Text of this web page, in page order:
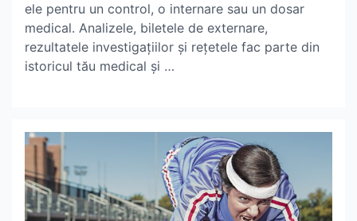
ele pentru un control, o internare sau un dosar
medical. Analizele, biletele de externare,
rezultatele investigațiilor și rețetele fac parte din
istoricul tău medical și …